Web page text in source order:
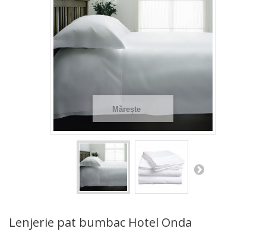
Mărește
Lenjerie pat bumbac Hotel Onda